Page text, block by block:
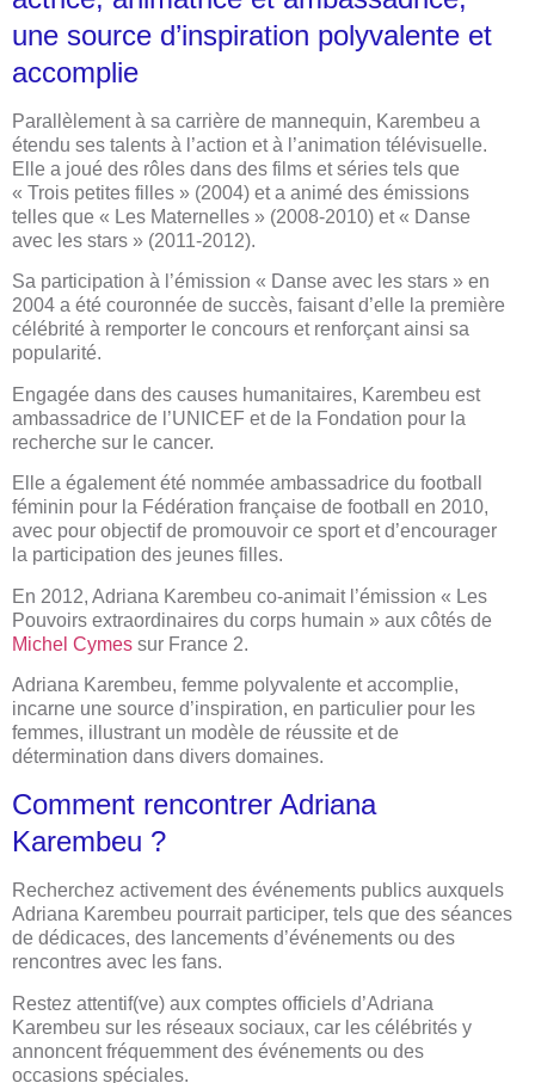
une source d’inspiration polyvalente et
accomplie
Parallèlement à sa carrière de mannequin, Karembeu a
étendu ses talents à l’action et à l’animation télévisuelle.
Elle a joué des rôles dans des films et séries tels que
« Trois petites filles » (2004) et a animé des émissions
telles que « Les Maternelles » (2008-2010) et « Danse
avec les stars » (2011-2012).
Sa participation à l’émission « Danse avec les stars » en
2004 a été couronnée de succès, faisant d’elle la première
célébrité à remporter le concours et renforçant ainsi sa
popularité.
Engagée dans des causes humanitaires, Karembeu est
ambassadrice de l’UNICEF et de la Fondation pour la
recherche sur le cancer.
Elle a également été nommée ambassadrice du football
féminin pour la Fédération française de football en 2010,
avec pour objectif de promouvoir ce sport et d’encourager
la participation des jeunes filles.
En 2012, Adriana Karembeu co-animait l’émission « Les
Pouvoirs extraordinaires du corps humain » aux côtés de
Michel Cymes sur France 2.
Adriana Karembeu, femme polyvalente et accomplie,
incarne une source d’inspiration, en particulier pour les
femmes, illustrant un modèle de réussite et de
détermination dans divers domaines.
Comment rencontrer Adriana
Karembeu ?
Recherchez activement des événements publics auxquels
Adriana Karembeu pourrait participer, tels que des séances
de dédicaces, des lancements d’événements ou des
rencontres avec les fans.
Restez attentif(ve) aux comptes officiels d’Adriana
Karembeu sur les réseaux sociaux, car les célébrités y
annoncent fréquemment des événements ou des
occasions spéciales.